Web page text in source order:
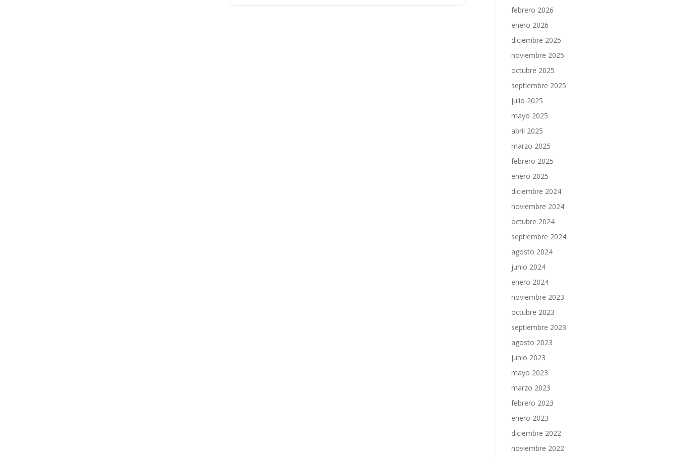
febrero 2026
enero 2026
diciembre 2025
noviembre 2025
octubre 2025
septiembre 2025
julio 2025
mayo 2025
abril 2025
marzo 2025
febrero 2025
enero 2025
diciembre 2024
noviembre 2024
octubre 2024
septiembre 2024
agosto 2024
junio 2024
enero 2024
noviembre 2023
octubre 2023
septiembre 2023
agosto 2023
junio 2023
mayo 2023
marzo 2023
febrero 2023
enero 2023
diciembre 2022
noviembre 2022